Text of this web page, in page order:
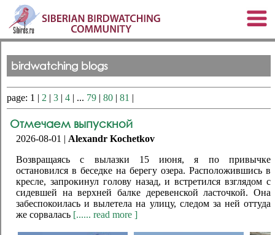
birdwatching blogs
page: 1 | 2 | 3 | 4 | ... 79 | 80 | 81 |
Отмечаем выпускной
2026-08-01 | Alexandr Kochetkov
Возвращаясь с вылазки 15 июня, я по привычке
остановился в беседке на берегу озера. Расположившись в
кресле, запрокинул голову назад, и встретился взглядом с
сидевшей на верхней балке деревенской ласточкой. Она
забеспокоилась и вылетела на улицу, следом за ней оттуда
же сорвалась [...... read more ]